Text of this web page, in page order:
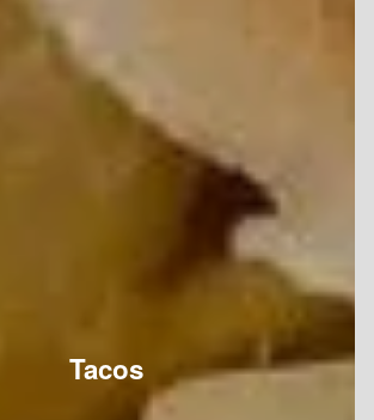
Tacos